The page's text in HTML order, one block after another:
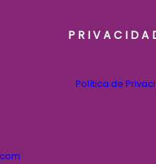
Política de